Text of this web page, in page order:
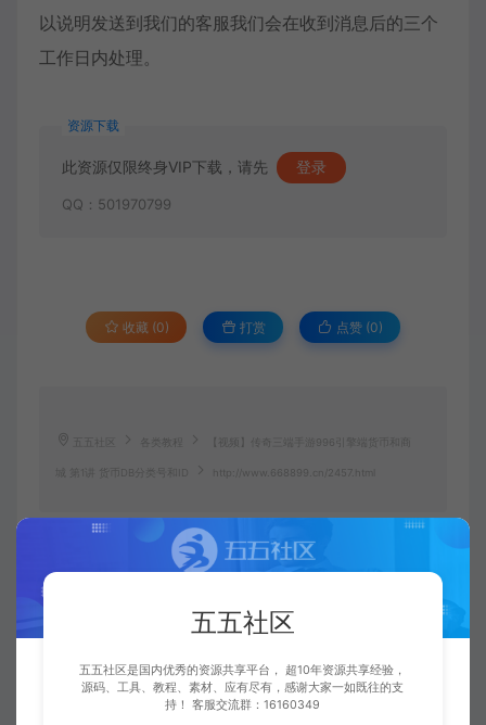
以说明发送到我们的客服我们会在收到消息后的三个
工作日内处理。
资源下载
此资源仅限终身VIP下载，请先 登录
QQ：501970799
收藏 (0) 打赏 点赞 (0)
五五社区 各类教程 【视频】传奇三端手游996引擎端货币和商
城 第1讲 货币DB分类号和ID http://www.668899.cn/2457.html
五五社区 生成海报
五五社区
五五社区是国内优秀的资源共享平台， 超10年资源共享经验，
源码、工具、教程、素材、应有尽有，感谢大家一如既往的支
持！ 客服交流群：16160349